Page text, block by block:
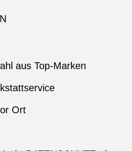
aus Top-Marken
Ort